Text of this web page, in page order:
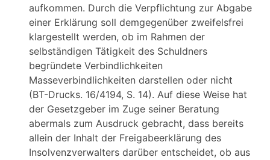
aufkommen. Durch die Verpflichtung zur Abgabe
einer Erklärung soll demgegenüber zweifelsfrei
klargestellt werden, ob im Rahmen der
selbständigen Tätigkeit des Schuldners
begründete Verbindlichkeiten
Masseverbindlichkeiten darstellen oder nicht
(BT-Drucks. 16/4194, S. 14). Auf diese Weise hat
der Gesetzgeber im Zuge seiner Beratung
abermals zum Ausdruck gebracht, dass bereits
allein der Inhalt der Freigabeerklärung des
Insolvenzverwalters darüber entscheidet, ob aus